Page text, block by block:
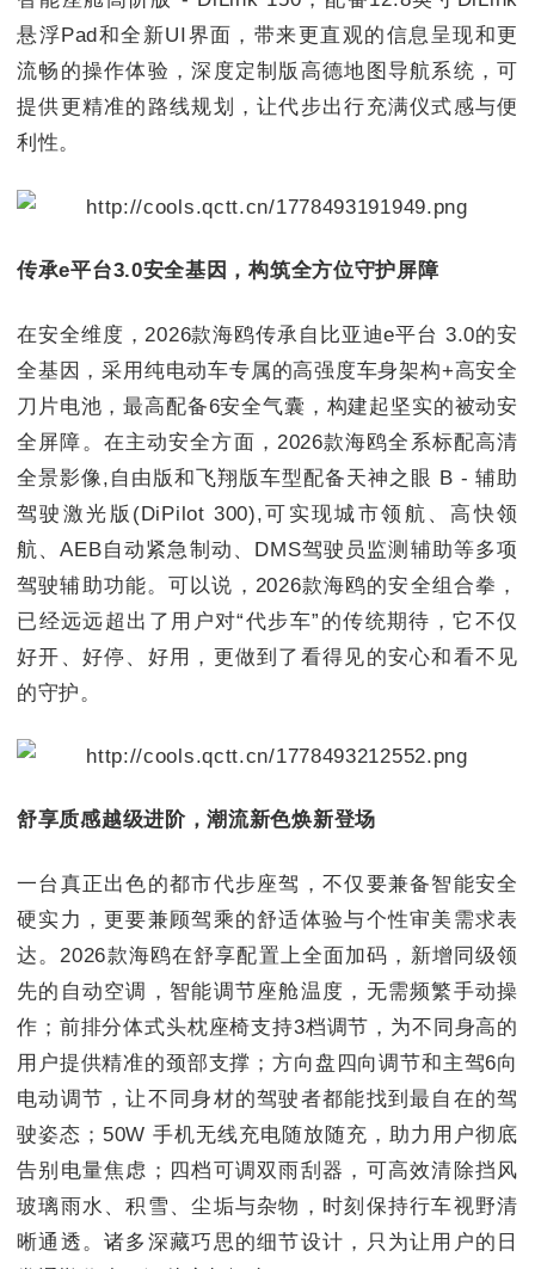
悬浮Pad和全新UI界面，带来更直观的信息呈现和更
流畅的操作体验，深度定制版高德地图导航系统，可
提供更精准的路线规划，让代步出行充满仪式感与便
利性。
传承e平台3.0安全基因，构筑全方位守护屏障
在安全维度，2026款海鸥传承自比亚迪e平台 3.0的安
全基因，采用纯电动车专属的高强度车身架构+高安全
刀片电池，最高配备6安全气囊，构建起坚实的被动安
全屏障。在主动安全方面，2026款海鸥全系标配高清
全景影像,自由版和飞翔版车型配备天神之眼 B - 辅助
驾驶激光版(DiPilot 300),可实现城市领航、高快领
航、AEB自动紧急制动、DMS驾驶员监测辅助等多项
驾驶辅助功能。可以说，2026款海鸥的安全组合拳，
已经远远超出了用户对“代步车”的传统期待，它不仅
好开、好停、好用，更做到了看得见的安心和看不见
的守护。
舒享质感越级进阶，潮流新色焕新登场
一台真正出色的都市代步座驾，不仅要兼备智能安全
硬实力，更要兼顾驾乘的舒适体验与个性审美需求表
达。2026款海鸥在舒享配置上全面加码，新增同级领
先的自动空调，智能调节座舱温度，无需频繁手动操
作；前排分体式头枕座椅支持3档调节，为不同身高的
用户提供精准的颈部支撑；方向盘四向调节和主驾6向
电动调节，让不同身材的驾驶者都能找到最自在的驾
驶姿态；50W 手机无线充电随放随充，助力用户彻底
告别电量焦虑；四档可调双雨刮器，可高效清除挡风
玻璃雨水、积雪、尘垢与杂物，时刻保持行车视野清
晰通透。诸多深藏巧思的细节设计，只为让用户的日